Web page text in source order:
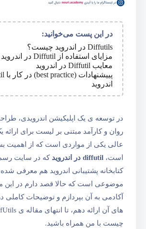
در این پست می‌خوانید:
Diffutils در اندروید چیست؟
مزایای استفاده از Diffutil در اندروید
معایب Diffutil در اندروید
اندروید
در توسعه ی یک اپلیکیشن اندرویدی،
روان و کارآمد مبتنی بر لیست برای ارائه
عالی یکی از مواردی است که از اهمیت
است، diffutil در اندروید
که در سایت
کتابخانه پشتیبانی اندروید هم معرفی
موضوعی است که حالا قصد دارم در این
آکادمی به آن بپردازم و توضیحات کاملی
چیست با من همراه باشید.